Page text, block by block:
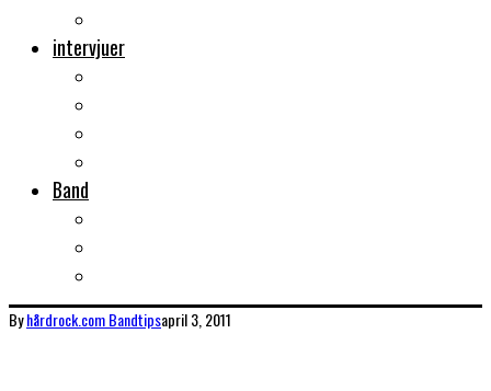
intervjuer
Band
Byhårdrock.comBandtipsapril 3, 2011